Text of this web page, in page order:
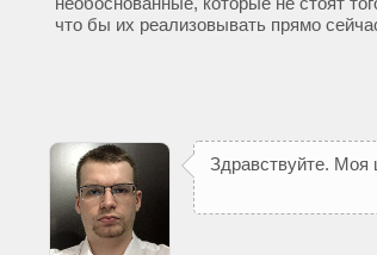
что бы их реализовывать прямо
Здравствуйте. Моя